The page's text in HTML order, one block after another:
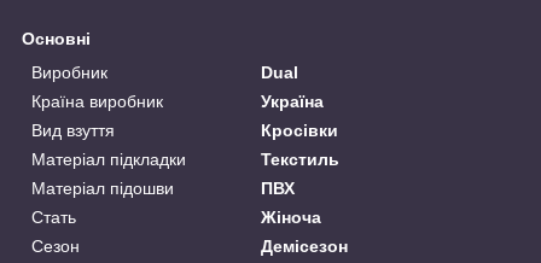
Основні
Виробник
Dual
Країна виробник
Україна
Вид взуття
Кросівки
Матеріал підкладки
Текстиль
Матеріал підошви
ПВХ
Стать
Жіноча
Сезон
Демісезон